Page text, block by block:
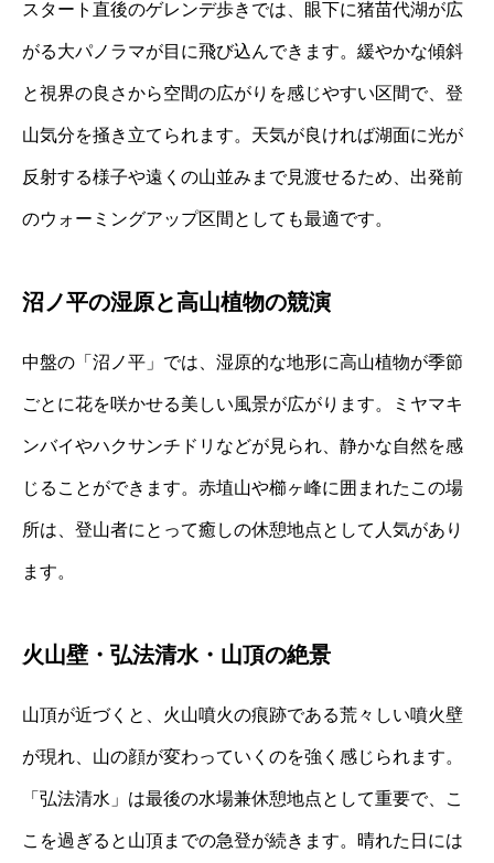
スタート直後のゲレンデ歩きでは、眼下に猪苗代湖が広
がる大パノラマが目に飛び込んできます。緩やかな傾斜
と視界の良さから空間の広がりを感じやすい区間で、登
山気分を掻き立てられます。天気が良ければ湖面に光が
反射する様子や遠くの山並みまで見渡せるため、出発前
のウォーミングアップ区間としても最適です。
沼ノ平の湿原と高山植物の競演
中盤の「沼ノ平」では、湿原的な地形に高山植物が季節
ごとに花を咲かせる美しい風景が広がります。ミヤマキ
ンバイやハクサンチドリなどが見られ、静かな自然を感
じることができます。赤埴山や櫛ヶ峰に囲まれたこの場
所は、登山者にとって癒しの休憩地点として人気があり
ます。
火山壁・弘法清水・山頂の絶景
山頂が近づくと、火山噴火の痕跡である荒々しい噴火壁
が現れ、山の顔が変わっていくのを強く感じられます。
「弘法清水」は最後の水場兼休憩地点として重要で、こ
こを過ぎると山頂までの急登が続きます。晴れた日には